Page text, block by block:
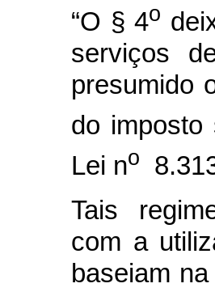
“O § 4o
serviços
presumido
do
Lei no
Tais
com a
baseiam